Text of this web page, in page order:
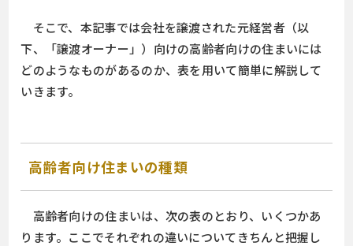
そこで、本記事では会社を譲渡された元経営者（以
下、「譲渡オーナー」）向けの高齢者向けの住まいには
どのようなものがあるのか、表を用いて簡単に解説して
いきます。
高齢者向け住まいの種類
高齢者向けの住まいは、次の表のとおり、いくつかあ
ります。ここでそれぞれの違いについてきちんと把握し